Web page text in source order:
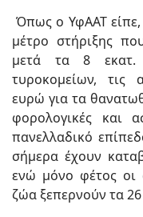
Όπως ο ΥφΑΑΤ είπε,
μέτρο στήριξης
μετά τα 8
τυροκομείων, τις
ευρώ για τα
φορολογικές και
πανελλαδικό
σήμερα έχουν
ενώ μόνο φέτος οι
ζώα ξεπερνούν τα